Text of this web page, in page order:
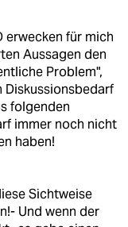
erwecken für mich
Aussagen den
Problem",
folgenden
immer noch nicht
haben!
Sichtweise
Und wenn der